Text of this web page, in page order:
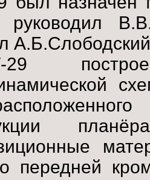
руководил
29
передней